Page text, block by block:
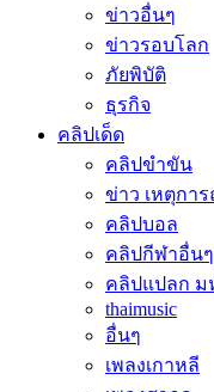
ข่าวอื่นๆ
ข่าวรอบโลก
ภัยพิบัติ
ธุรกิจ
คลิปเด็ด
คลิปขำขัน
ข่าว เหตุกา
คลิปบอล
คลิปกีฬาอื่นๆ
คลิปแปลก ม
thaimusic
อื่นๆ
เพลงเกาหลี